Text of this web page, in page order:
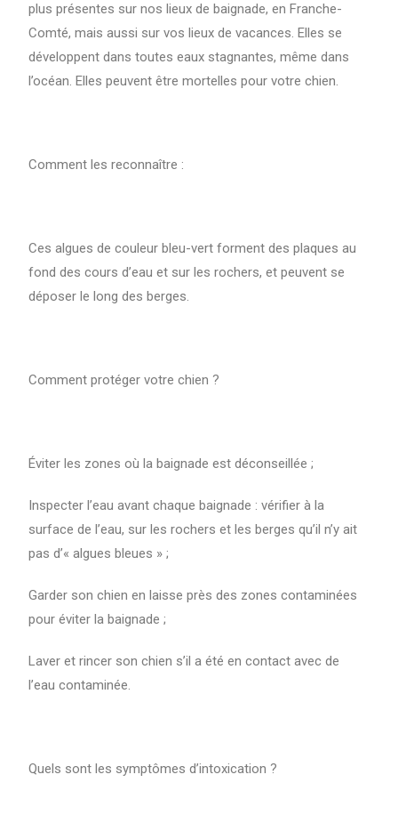
plus présentes sur nos lieux de baignade, en Franche-
Comté, mais aussi sur vos lieux de vacances. Elles se
développent dans toutes eaux stagnantes, même dans
l’océan. Elles peuvent être mortelles pour votre chien.
Comment les reconnaître :
Ces algues de couleur bleu-vert forment des plaques au
fond des cours d’eau et sur les rochers, et peuvent se
déposer le long des berges.
Comment protéger votre chien ?
Éviter les zones où la baignade est déconseillée ;
Inspecter l’eau avant chaque baignade : vérifier à la
surface de l’eau, sur les rochers et les berges qu’il n’y ait
pas d’« algues bleues » ;
Garder son chien en laisse près des zones contaminées
pour éviter la baignade ;
Laver et rincer son chien s’il a été en contact avec de
l’eau contaminée.
Quels sont les symptômes d’intoxication ?